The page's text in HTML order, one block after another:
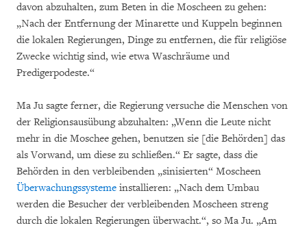
davon abzuhalten, zum Beten in die Moscheen zu gehen:
„Nach der Entfernung der Minarette und Kuppeln beginnen
die lokalen Regierungen, Dinge zu entfernen, die für religiöse
Zwecke wichtig sind, wie etwa Waschräume und
Predigerpodeste.“
Ma Ju sagte ferner, die Regierung versuche die Menschen von
der Religionsausübung abzuhalten: „Wenn die Leute nicht
mehr in die Moschee gehen, benutzen sie [die Behörden] das
als Vorwand, um diese zu schließen.“ Er sagte, dass die
Behörden in den verbleibenden „sinisierten“ Moscheen
Überwachungssysteme installieren: „Nach dem Umbau
werden die Besucher der verbleibenden Moscheen streng
durch die lokalen Regierungen überwacht.“, so Ma Ju. „Am